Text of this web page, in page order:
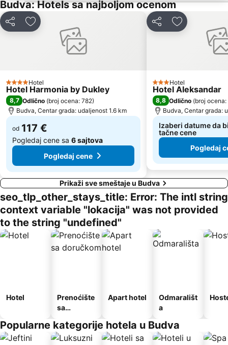
Plaža Miločer
Yachting Club 32
Drobni pijesak
Žalo
Almara Beach
Aerodrom Podgorica
Stari Bar
Luka Bar
Budva: Hotels sa najboljom ocenom
Deli Dodati u favorite
4 Zvezdice
Hotel
Hotel Harmonia by Dukley
8,7 Odlično (broj ocena: 782)
Budva, Centar grada: udaljenost 1.6 km
od 117 €
Pogledaj cene sa 6 sajtova
Pogledaj cene
Deli Dodati u
3 Zvezdice
Hotel
Hotel Aleksandar
8,8 Odlično (broj ocena:
Budva, Centar grada:
Izaberi datume da
tačne cene
Pogledaj
Prikaži sve smeštaje u Budva
seo_tlp_other_stays_title: Error: The intl string
context variable "lokacija" was not provided
to the string "undefined"
Hotel
Prenoćište
sa
Apart hotel
Odmarališt
a
Popularne kategorije hotela u Budva